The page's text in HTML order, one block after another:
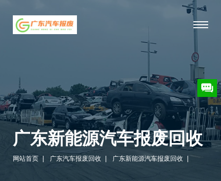
广东新能源汽车报废回收
网站首页 广东汽车报废回收 广东新能源汽车报废回收 |